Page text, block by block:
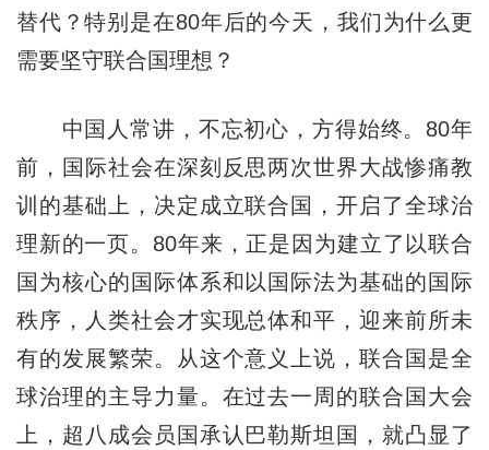
替代？特别是在80年后的今天，我们为什么更
需要坚守联合国理想？
中国人常讲，不忘初心，方得始终。80年
前，国际社会在深刻反思两次世界大战惨痛教
训的基础上，决定成立联合国，开启了全球治
理新的一页。80年来，正是因为建立了以联合
国为核心的国际体系和以国际法为基础的国际
秩序，人类社会才实现总体和平，迎来前所未
有的发展繁荣。从这个意义上说，联合国是全
球治理的主导力量。在过去一周的联合国大会
上，超八成会员国承认巴勒斯坦国，就凸显了